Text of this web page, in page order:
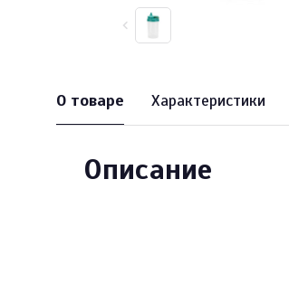
О товаре Характеристики
Описание